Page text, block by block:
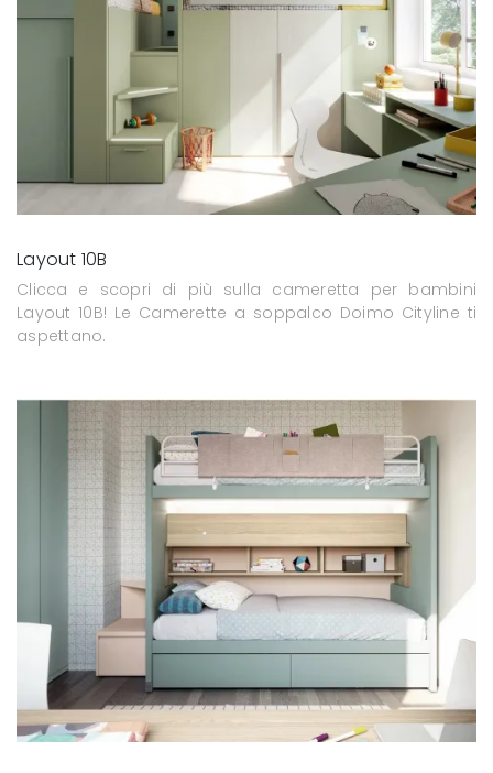
Layout 10B
Clicca e scopri di più sulla cameretta per bambini
Layout 10B! Le Camerette a soppalco Doimo Cityline ti
aspettano.